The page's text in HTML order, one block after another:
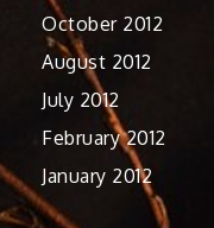
October 2012
August 2012
July 2012
February 2012
January 2012